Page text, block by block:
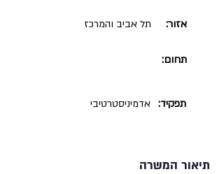
תל אביב והמרכז אזור:
תחום:
אדמיניסטרטיבי תפקיד:
תיאור המשרה